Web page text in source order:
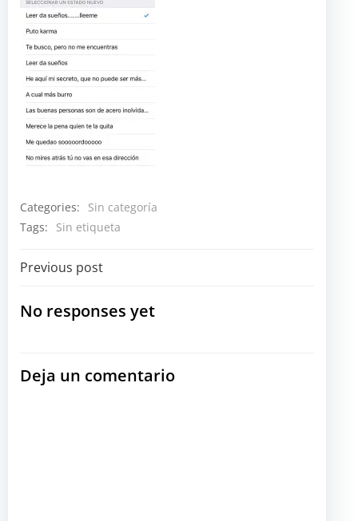
Categories:
Sin categoría
Tags:
Sin etiqueta
Navegación
por
entradas
Previous post
No responses yet
Deja un comentario